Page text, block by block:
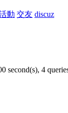
動 交友 discuz
second(s), 4